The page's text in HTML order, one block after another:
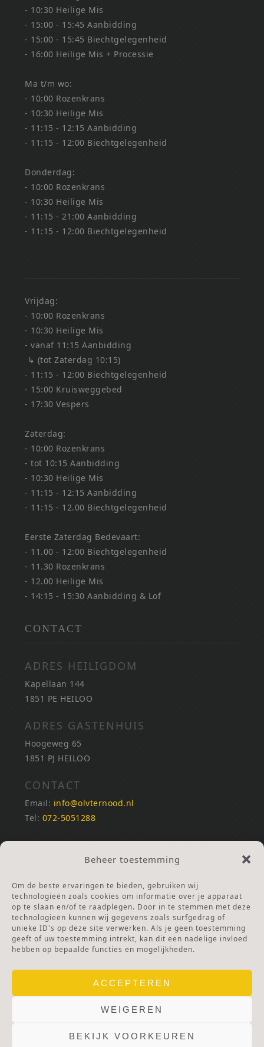
Beheer toestemming
Om de beste ervaringen te bieden, gebruiken wij
technologieën zoals cookies om informatie over je apparaat
op te slaan en/of te raadplegen. Door in te stemmen met deze
technologieën kunnen wij gegevens zoals surfgedrag of
unieke ID's op deze site verwerken. Als je geen toestemming
geeft of uw toestemming intrekt, kan dit een nadelige invloed
hebben op bepaalde functies en mogelijkheden.
ACCEPTEREN
WEIGEREN
BEKIJK VOORKEUREN
- 10:30 Heilige Mis
- 15:00 - 15:45 Aanbidding
- 15:00 - 15:45 Biechtgelegenheid
- 16:00 Heilige Mis + Processie
Ma t/m wo:
- 10:00 Rozenkrans
- 10:30 Heilige Mis
- 11:15 - 12:15 Aanbidding
- 11:15 - 12:00 Biechtgelegenheid
Donderdag:
- 10:00 Rozenkrans
- 10:30 Heilige Mis
- 11:15 - 21:00 Aanbidding
- 11:15 - 12:00 Biechtgelegenheid
Vrijdag:
- 10:00 Rozenkrans
- 10:30 Heilige Mis
- vanaf 11:15 Aanbidding
↳ (tot Zaterdag 10:15)
- 11:15 - 12:00 Biechtgelegenheid
- 15:00 Kruisweggebed
- 17:30 Vespers
Zaterdag:
- 10:00 Rozenkrans
- tot 10:15 Aanbidding
- 10:30 Heilige Mis
- 11:15 - 12:15 Aanbidding
- 11:15 - 12.00 Biechtgelegenheid
Eerste Zaterdag Bedevaart:
- 11.00 - 12:00 Biechtgelegenheid
- 11.30 Rozenkrans
- 12.00 Heilige Mis
- 14:15 - 15:30 Aanbidding & Lof
CONTACT
ADRES HEILIGDOM
Kapellaan 144
1851 PE HEILOO
ADRES GASTENHUIS
Hoogeweg 65
1851 PJ HEILOO
CONTACT
Email: info@olvternood.nl
Tel: 072-5051288
REKENINGNUMMERS
NL25INGB0000672168
Ga naar Doneren
ANBI Stichting
RSIN nummer:002832987
© 2025 OLV TER NOOD. WEBSITE. PRIVACY & COOKIES.